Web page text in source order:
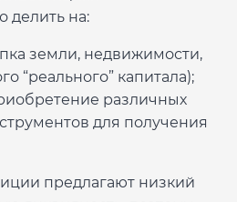
делить на:
земли, недвижимости,
“реального” капитала);
различных
для получения
предлагают низкий